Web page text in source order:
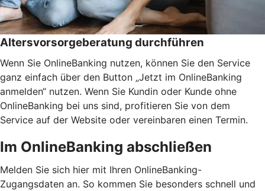
Altersvorsorgeberatung durchführen
Wenn Sie OnlineBanking nutzen, können Sie den Service
ganz einfach über den Button „Jetzt im OnlineBanking
anmelden“ nutzen. Wenn Sie Kundin oder Kunde ohne
OnlineBanking bei uns sind, profitieren Sie von dem
Service auf der Website oder vereinbaren einen Termin.
Im OnlineBanking abschließen
Melden Sie sich hier mit Ihren OnlineBanking-
Zugangsdaten an. So kommen Sie besonders schnell und